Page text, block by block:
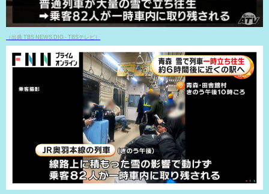
（出典 TBS NEWS DIG - TBSテレビ）